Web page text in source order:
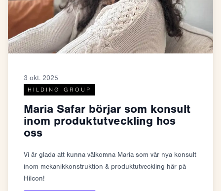
3 okt. 2025
HILDING GROUP
Maria Safar börjar som konsult
inom produktutveckling hos
oss
Vi är glada att kunna välkomna Maria som vår nya konsult
inom mekanikkonstruktion & produktutveckling här på
Hilcon!